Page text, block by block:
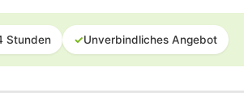
Stunden ✓Unverbindliches Angebot